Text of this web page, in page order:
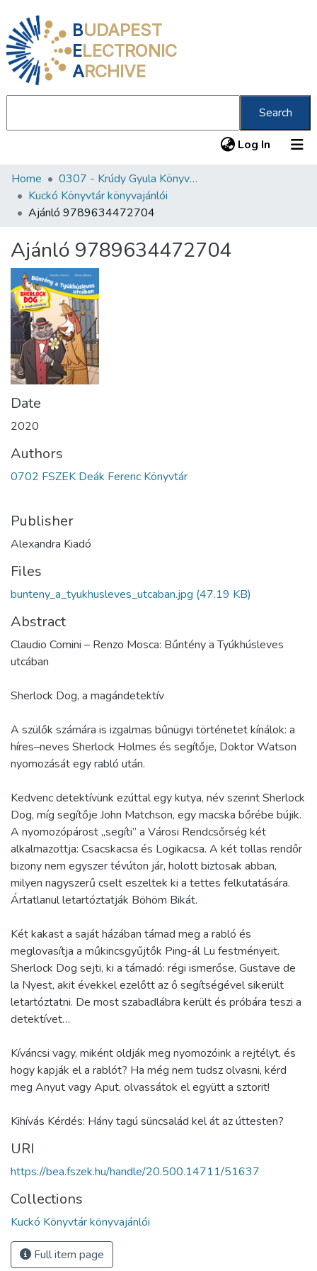
BUDAPEST
ELECTRONIC
ARCHIVE
Search
Log In (current)
Communities & Collections
All of DSpace
About us
Home
0307 - Krúdy Gyula Könyvtár
Kuckó Könyvtár könyvajánlói
Ajánló 9789634472704
Ajánló 9789634472704
Date
2020
Authors
0702 FSZEK Deák Ferenc Könyvtár
Publisher
Alexandra Kiadó
Files
bunteny_a_tyukhusleves_utcaban.jpg (47.19 KB)
Abstract
Claudio Comini – Renzo Mosca: Bűntény a Tyúkhúsleves
utcában
Sherlock Dog, a magándetektív
A szülők számára is izgalmas bűnügyi történetet kínálok: a
híres–neves Sherlock Holmes és segítője, Doktor Watson
nyomozását egy rabló után.
Kedvenc detektívünk ezúttal egy kutya, név szerint Sherlock
Dog, míg segítője John Matchson, egy macska bőrébe bújik.
A nyomozópárost „segíti” a Városi Rendcsőrség két
alkalmazottja: Csacskacsa és Logikacsa. A két tollas rendőr
bizony nem egyszer tévúton jár, holott biztosak abban,
milyen nagyszerű cselt eszeltek ki a tettes felkutatására.
Ártatlanul letartóztatják Böhöm Bikát.
Két kakast a saját házában támad meg a rabló és
meglovasítja a műkincsgyűjtők Ping-ál Lu festményeit.
Sherlock Dog sejti, ki a támadó: régi ismerőse, Gustave de
la Nyest, akit évekkel ezelőtt az ő segítségével sikerült
letartóztatni. De most szabadlábra került és próbára teszi a
detektívet…
Kíváncsi vagy, miként oldják meg nyomozóink a rejtélyt, és
hogy kapják el a rablót? Ha még nem tudsz olvasni, kérd
meg Anyut vagy Aput, olvassátok el együtt a sztorit!
Kihívás Kérdés: Hány tagú süncsalád kel át az úttesten?
URI
https://bea.fszek.hu/handle/20.500.14711/51637
Collections
Kuckó Könyvtár könyvajánlói
Full item page